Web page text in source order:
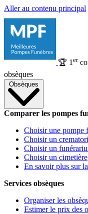
Aller au contenu principal
🏆 1 er
obsèques
Obsèques
Comparer les pompes
Choisir une pompe
Choisir un
Choisir un
Choisir un cimetière
En savoir plus sur
Services obsèques
Organiser les
Estimer le prix des